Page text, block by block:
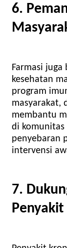
6.
Farmasi
kesehatan
program
masyarakat,
membantu
di komunitas
penyebaran
intervensi
7.